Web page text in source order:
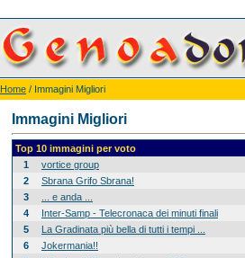
Home / Immagini Migliori
Immagini Migliori
Top 10 immagini per voto
1
vortice group
2
Sbrana Grifo Sbrana!
3
... e anda ...
4
Inter-Samp - Telecronaca dei minuti finali
5
La Gradinata più bella di tutti i tempi ...
6
Jokermania!!